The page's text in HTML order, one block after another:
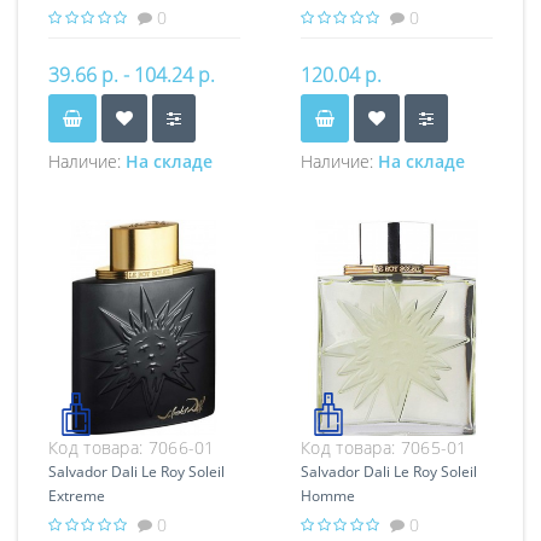
0
39.66 р. - 104.24 р.
Наличие: На складе
0
120.04 р.
Наличие: На складе
Код товара: 7066-01
Salvador Dali Le Roy Soleil
Extreme
0
Код товара: 7065-01
Salvador Dali Le Roy Soleil
Homme
0